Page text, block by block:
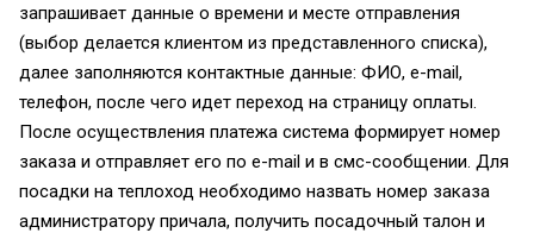
запрашивает данные о времени и месте отправления
(выбор делается клиентом из представленного списка),
далее заполняются контактные данные: ФИО, e-mail,
телефон, после чего идет переход на страницу оплаты.
После осуществления платежа система формирует номер
заказа и отправляет его по e-mail и в смс-сообщении. Для
посадки на теплоход необходимо назвать номер заказа
администратору причала, получить посадочный талон и